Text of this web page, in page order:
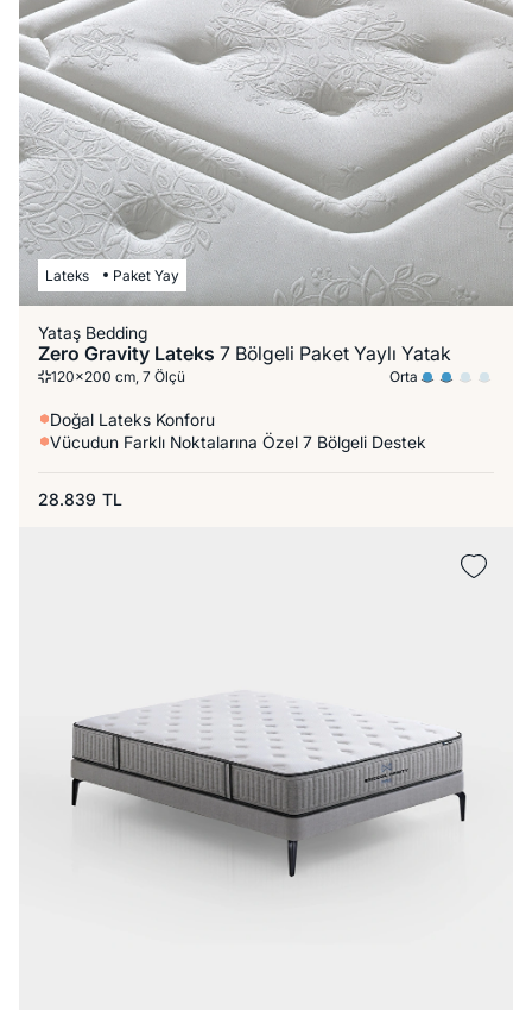
Lateks Paket Yay
Yataş Bedding
Zero Gravity Lateks 7 Bölgeli Paket Yaylı Yatak
120x200 cm, 7 Ölçü Orta
Doğal Lateks Konforu
Vücudun Farklı Noktalarına Özel 7 Bölgeli Destek
28.839 TL